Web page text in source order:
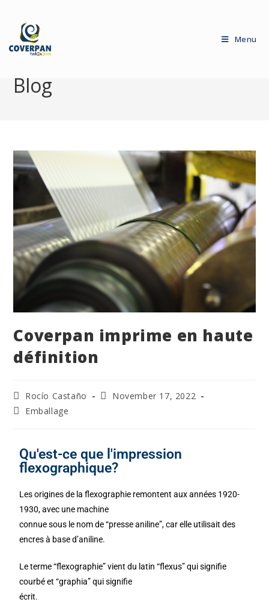
Menu
Blog
Coverpan imprime en haute
définition
Rocío Castaño
November 17, 2022
Emballage
Qu'est-ce que l'impression
flexographique?
Les origines de la flexographie remontent aux années 1920-
1930, avec une machine
connue sous le nom de “presse aniline”, car elle utilisait des
encres à base d’aniline.
Le terme “flexographie” vient du latin “flexus” qui signifie
courbé et “graphia” qui signifie
écrit.